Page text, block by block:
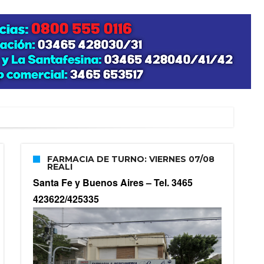
FARMACIA DE TURNO: VIERNES 07/08
REALI
Santa Fe y Buenos Aires –Tel. 3465
423622/425335